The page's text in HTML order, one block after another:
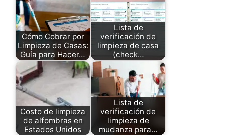
Cómo Cobrar por
Limpieza de Casas:
Guía para Hacer…
Lista de
verificación de
limpieza de casa
(check…
Costo de limpieza
de alfombras en
Estados Unidos
Lista de
verificación de
limpieza de
mudanza para…